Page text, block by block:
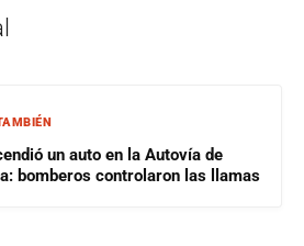
un auto en la Autovía de
bomberos controlaron las llamas